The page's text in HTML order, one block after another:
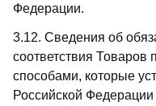
Федерации.
3.12. Сведения об
соответствия Товаров
способами, которые
Российской